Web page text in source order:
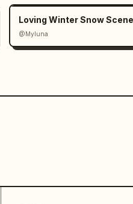
Loving Winter Snow Scene
@Myluna